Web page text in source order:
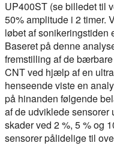
UP400ST (se billedet til
50% amplitude i 2 timer.
løbet af sonikeringstiden
Baseret på denne
fremstilling af de
CNT ved hjælp af en
henseende viste en
på hinanden følgende
af de udviklede
skader ved 2 %, 5 % og
sensorer pålidelige til